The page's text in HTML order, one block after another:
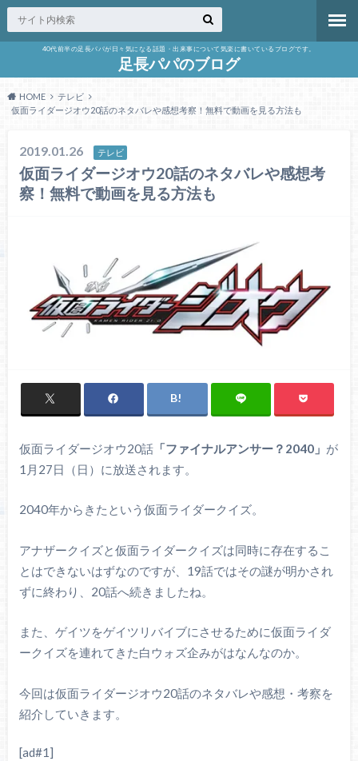
40代前半の足長パパが日々気になる話題・出来事について気楽に書いているブログです。
足長パパのブログ
HOME
テレビ
仮面ライダージオウ20話のネタバレや感想考察！無料で動画を見る方法も
2019.01.26 テレビ
仮面ライダージオウ20話のネタバレや感想考
察！無料で動画を見る方法も
仮面ライダージオウ20話「ファイナルアンサー？2040」 が
1月27日（日）に放送されます。
2040年からきたという仮面ライダークイズ。
アナザークイズと仮面ライダークイズは同時に存在するこ
とはできないはずなのですが、19話ではその謎が明かされ
ずに終わり、20話へ続きましたね。
また、ゲイツをゲイツリバイブにさせるために仮面ライダ
ークイズを連れてきた白ウォズ企みがはなんなのか。
今回は仮面ライダージオウ20話のネタバレや感想・考察を
紹介していきます。
[ad#1]